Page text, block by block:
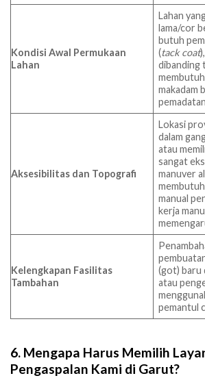
Kondisi Awal Permukaan
Lahan
Lahan
lama/cor
butuh
(tack coat
dibanding
makadam
Aksesibilitas dan Topografi
Lokasi
dalam
atau
sangat
manuver
manual
kerja
Kelengkapan Fasilitas
Tambahan
(got) baru
atau
pemantul
6. Mengapa Harus Memilih
Pengaspalan Kami di Garut?